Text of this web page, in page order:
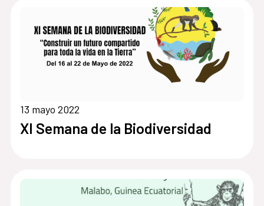
13 mayo 2022
XI Semana de la Biodiversidad